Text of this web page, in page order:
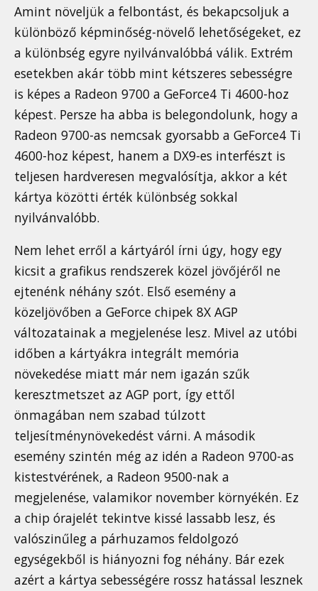
Amint növeljük a felbontást, és bekapcsoljuk a
különböző képminőség-növelő lehetőségeket, ez
a különbség egyre nyilvánvalóbbá válik. Extrém
esetekben akár több mint kétszeres sebességre
is képes a Radeon 9700 a GeForce4 Ti 4600-hoz
képest. Persze ha abba is belegondolunk, hogy a
Radeon 9700-as nemcsak gyorsabb a GeForce4 Ti
4600-hoz képest, hanem a DX9-es interfészt is
teljesen hardveresen megvalósítja, akkor a két
kártya közötti érték különbség sokkal
nyilvánvalóbb.
Nem lehet erről a kártyáról írni úgy, hogy egy
kicsit a grafikus rendszerek közel jövőjéről ne
ejtenénk néhány szót. Első esemény a
közeljövőben a GeForce chipek 8X AGP
változatainak a megjelenése lesz. Mivel az utóbi
időben a kártyákra integrált memória
növekedése miatt már nem igazán szűk
keresztmetszet az AGP port, így ettől
önmagában nem szabad túlzott
teljesítménynövekedést várni. A második
esemény szintén még az idén a Radeon 9700-as
kistestvérének, a Radeon 9500-nak a
megjelenése, valamikor november környékén. Ez
a chip órajelét tekintve kissé lassabb lesz, és
valószinűleg a párhuzamos feldolgozó
egységekből is hiányozni fog néhány. Bár ezek
azért a kártya sebességére rossz hatással lesznek